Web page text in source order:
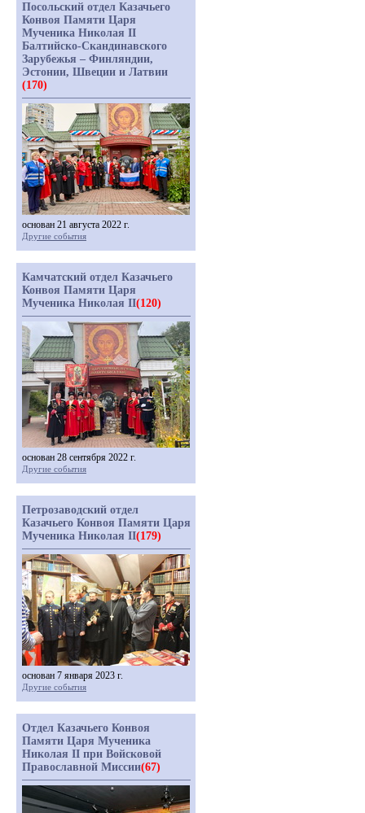
Посольский отдел Казачьего
Конвоя Памяти Царя
Мученика Николая II
Балтийско-Скандинавского
Зарубежья – Финляндии,
Эстонии, Швеции и Латвии
(170)
основан 21 августа 2022 г.
Другие события
Камчатский отдел Казачьего
Конвоя Памяти Царя
Мученика Николая II(120)
основан 28 сентября 2022 г.
Другие события
Петрозаводский отдел
Казачьего Конвоя Памяти Царя
Мученика Николая II(179)
основан 7 января 2023 г.
Другие события
Отдел Казачьего Конвоя
Памяти Царя Мученика
Николая II при Войсковой
Православной Миссии(67)